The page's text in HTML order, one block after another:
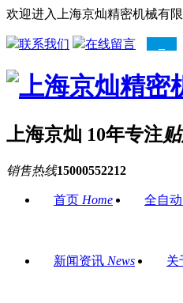
欢迎进入上海京灿精密机械有限
联系我们 在线留言
上海京灿 10年专注
销售热线15000552212
首页 Home 全自
新闻资讯 News 关